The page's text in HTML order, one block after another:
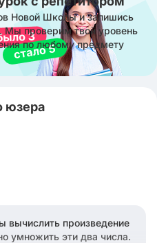
Новой Школы и запишись
Мы проверим твой уровень
по любому предмету
юзера
вычислить произведение
умножить эти два числа.